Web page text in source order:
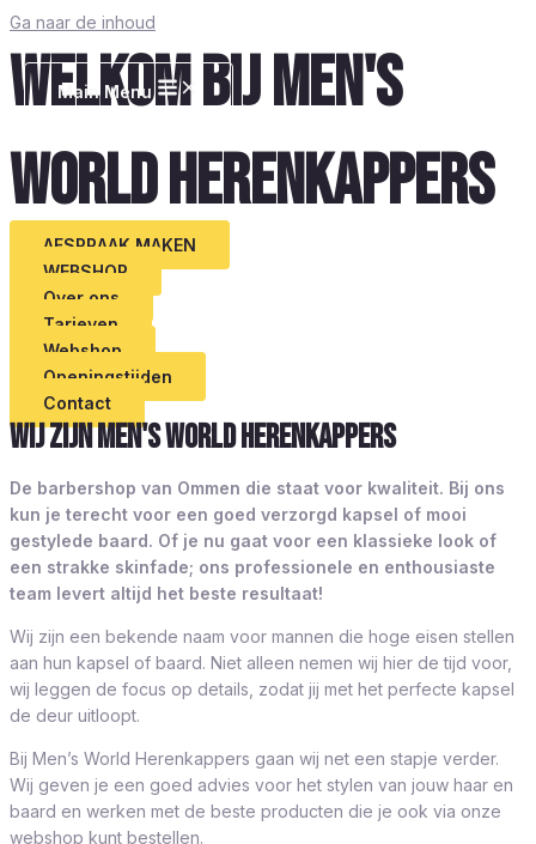
Ga naar de inhoud
Main Menu
WELKOM BIJ MEN'S
WORLD HERENKAPPERS
AFSPRAAK MAKEN
WEBSHOP
Over ons
Tarieven
Webshop
Openingstijden
Contact
Wij zijn Men's World herenkappers
De barbershop van Ommen die staat voor kwaliteit. Bij ons
kun je terecht voor een goed verzorgd kapsel of mooi
gestylede baard. Of je nu gaat voor een klassieke look of
een strakke skinfade; ons professionele en enthousiaste
team levert altijd het beste resultaat!
Wij zijn een bekende naam voor mannen die hoge eisen stellen
aan hun kapsel of baard. Niet alleen nemen wij hier de tijd voor,
wij leggen de focus op details, zodat jij met het perfecte kapsel
de deur uitloopt.
Bij Men’s World Herenkappers gaan wij net een stapje verder.
Wij geven je een goed advies voor het stylen van jouw haar en
baard en werken met de beste producten die je ook via onze
webshop kunt bestellen.